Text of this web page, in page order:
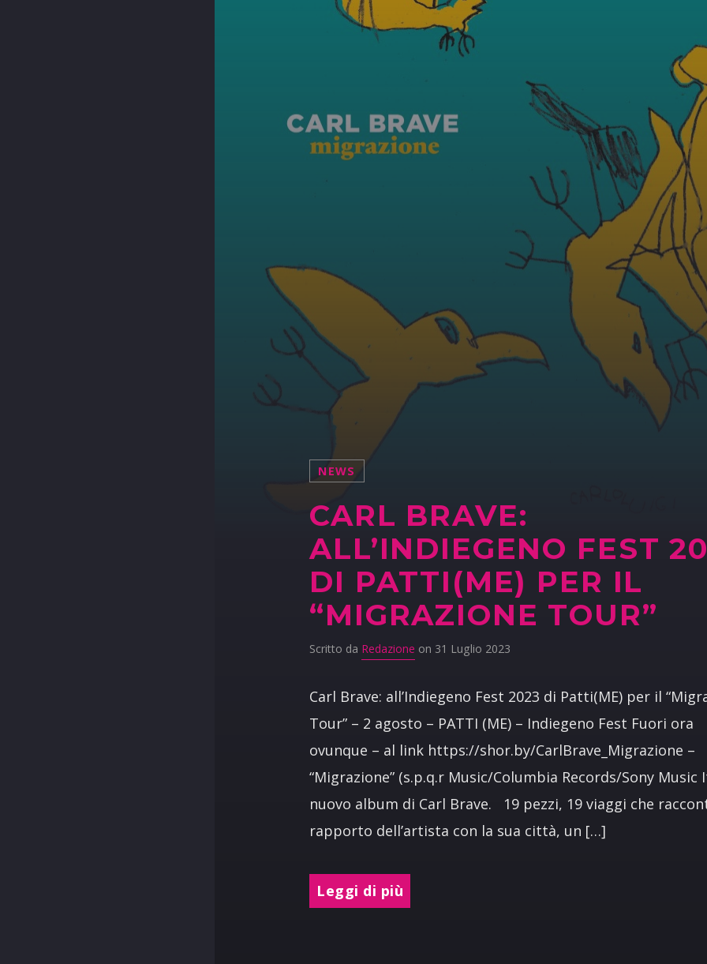
NEWS
CARL BRAVE:
ALL’INDIEGENO FEST
DI PATTI(ME) PER IL
“MIGRAZIONE TOUR”
Scritto da Redazione on 31 Luglio 2023
Carl Brave: all’Indiegeno Fest 2023 di Patti(ME) per il
Tour” – 2 agosto – PATTI (ME) – Indiegeno Fest Fuori ora
ovunque – al link https://shor.by/CarlBrave_Migrazione –
“Migrazione” (s.p.q.r Music/Columbia Records/Sony Music
nuovo album di Carl Brave. 19 pezzi, 19 viaggi che
rapporto dell’artista con la sua città, un […]
Leggi di più